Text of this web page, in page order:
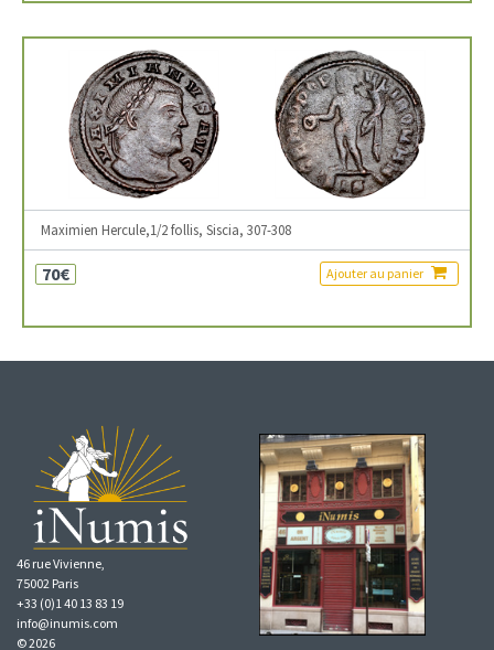
Maximien Hercule,1/2 follis, Siscia, 307-308
70€ Ajouter au panier
46 rue Vivienne,
75002 Paris
+33 (0)1 40 13 83 19
info@inumis.com
© 2026